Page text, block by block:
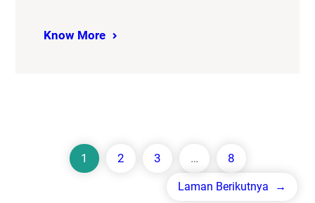
Know More
1 2 3 … 8
Laman Berikutnya →